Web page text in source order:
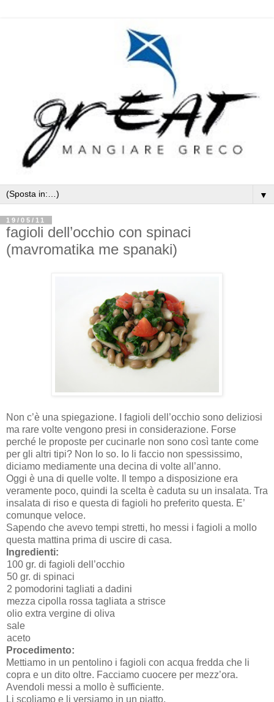
▼
19/05/11
fagioli dell’occhio con spinaci
(mavromatika me spanaki)
Non c’è una spiegazione. I fagioli dell’occhio sono deliziosi
ma rare volte vengono presi in considerazione. Forse
perché le proposte per cucinarle non sono così tante come
per gli altri tipi? Non lo so. Io li faccio non spessissimo,
diciamo mediamente una decina di volte all’anno.
Oggi è una di quelle volte. Il tempo a disposizione era
veramente poco, quindi la scelta è caduta su un insalata. Tra
insalata di riso e questa di fagioli ho preferito questa. E’
comunque veloce.
Sapendo che avevo tempi stretti, ho messi i fagioli a mollo
questa mattina prima di uscire di casa.
Ingredienti:
100 gr. di fagioli dell’occhio
50 gr. di spinaci
2 pomodorini tagliati a dadini
mezza cipolla rossa tagliata a strisce
olio extra vergine di oliva
sale
aceto
Procedimento:
Mettiamo in un pentolino i fagioli con acqua fredda che li
copra e un dito oltre. Facciamo cuocere per mezz’ora.
Avendoli messi a mollo è sufficiente.
Li scoliamo e li versiamo in un piatto.